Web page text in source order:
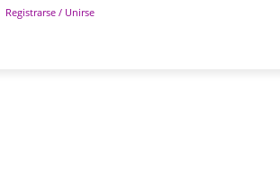
Registrarse / Unirse